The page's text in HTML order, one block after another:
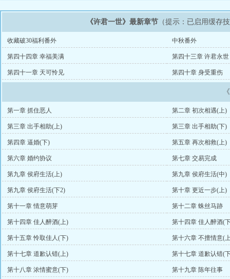
《许君一世》最新章节 （提示：已启用缓存
收藏破30福利番外 中秋番外
第四十四章 幸福美满 第四十三章 许君永世
第四十一章 天可怜见 第四十章 身受重伤
第一章 抓住恶人 第二章 初次相遇(上)
第三章 出手相助(上) 第三章 出手相助(下)
第四章 逼婚(下) 第五章 再次相救(上)
第六章 婚约协议 第七章 交易完成
第九章 侯府生活(上) 第九章 侯府生活(中)
第九章 侯府生活(下2) 第十章 更近一步(上)
第十一章 情意萌芽 第十二章 蛛丝马跡
第十四章 佳人醉酒(上) 第十四章 佳人醉酒(
第十五章 怜取佳人(下) 第十六章 不擅情意(
第十七章 道歉认错(上) 第十七章 道歉认错(
第十八章 浓情蜜意(下) 第十九章 陈年往事